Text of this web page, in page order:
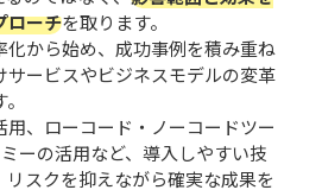
ローチを取ります。
化から始め、成功事例を積み重ね
サービスやビジネスモデルの変革
用、ローコード・ノーコードツー
ーの活用など、導入しやすい技
スクを抑えながら確実な成果を